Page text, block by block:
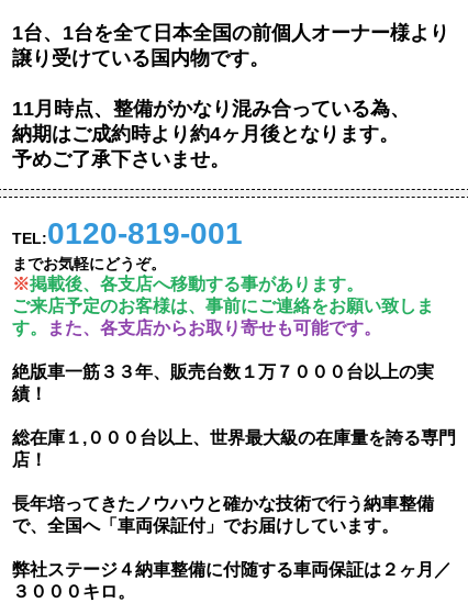
1台、1台を全て日本全国の前個人オーナー様より
譲り受けている国内物です。
11月時点、整備がかなり混み合っている為、
納期はご成約時より約4ヶ月後となります。
予めご了承下さいませ。
TEL:0120-819-001
までお気軽にどうぞ。
※掲載後、各支店へ移動する事があります。
ご来店予定のお客様は、事前にご連絡をお願い致しま
す。
また、各支店からお取り寄せも可能です。
絶版車一筋３３年、販売台数１万７０００台以上の実
績！
総在庫１,０００台以上、世界最大級の在庫量を誇る専門
店！
長年培ってきたノウハウと確かな技術で行う納車整備
で、全国へ「車両保証付」でお届けしています。
弊社ステージ４納車整備に付随する車両保証は２ヶ月／
３０００キロ。